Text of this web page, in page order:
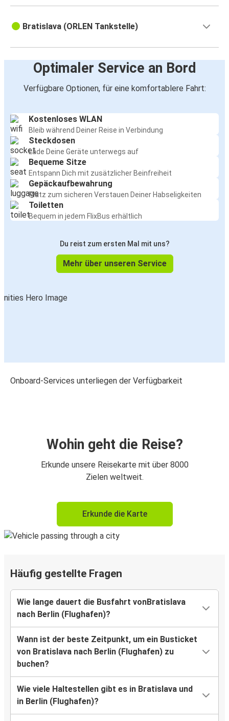
Bratislava (ORLEN Tankstelle)
Optimaler Service an Bord
Verfügbare Optionen, für eine komfortablere Fahrt:
Kostenloses WLAN
Bleib während Deiner Reise in Verbindung
Steckdosen
Lade Deine Geräte unterwegs auf
Bequeme Sitze
Entspann Dich mit zusätzlicher Beinfreiheit
Gepäckaufbewahrung
Platz zum sicheren Verstauen Deiner Habseligkeiten
Toiletten
Bequem in jedem FlixBus erhältlich
Du reist zum ersten Mal mit uns?
Mehr über unseren Service
Onboard-Services unterliegen der Verfügbarkeit
Wohin geht die Reise?
Erkunde unsere Reisekarte mit über 8000
Zielen weltweit.
Erkunde die Karte
Häufig gestellte Fragen
Wie lange dauert die Busfahrt vonBratislava
nach Berlin (Flughafen)?
Wann ist der beste Zeitpunkt, um ein Busticket
von Bratislava nach Berlin (Flughafen) zu
buchen?
Wie viele Haltestellen gibt es in Bratislava und
in Berlin (Flughafen)?